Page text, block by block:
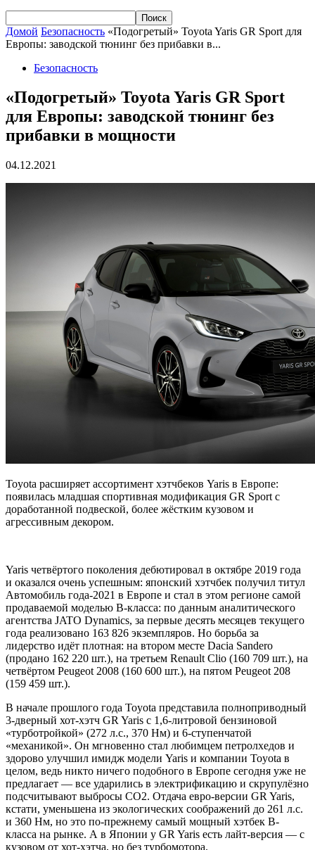
Домой Безопасность «Подогретый» Toyota Yaris GR Sport для
Европы: заводской тюнинг без прибавки в...
Безопасность
«Подогретый» Toyota Yaris GR Sport
для Европы: заводской тюнинг без
прибавки в мощности
04.12.2021
Toyota расширяет ассортимент хэтчбеков Yaris в Европе:
появилась младшая спортивная модификация GR Sport с
доработанной подвеской, более жёстким кузовом и
агрессивным декором.
Yaris четвёртого поколения дебютировал в октябре 2019 года
и оказался очень успешным: японский хэтчбек получил титул
Автомобиль года-2021 в Европе и стал в этом регионе самой
продаваемой моделью В-класса: по данным аналитического
агентства JATO Dynamics, за первые десять месяцев текущего
года реализовано 163 826 экземпляров. Но борьба за
лидерство идёт плотная: на втором месте Dacia Sandero
(продано 162 220 шт.), на третьем Renault Clio (160 709 шт.), на
четвёртом Peugeot 2008 (160 600 шт.), на пятом Peugeot 208
(159 459 шт.).
В начале прошлого года Toyota представила полноприводный
3-дверный хот-хэтч GR Yaris с 1,6-литровой бензиновой
«турботройкой» (272 л.с., 370 Нм) и 6-ступенчатой
«механикой». Он мгновенно стал любимцем петролхедов и
здорово улучшил имидж модели Yaris и компании Toyota в
целом, ведь никто ничего подобного в Европе сегодня уже не
предлагает — все ударились в электрификацию и скрупулёзно
подсчитывают выбросы СО2. Отдача евро-версии GR Yaris,
кстати, уменьшена из экологических соображений до 261 л.с.
и 360 Нм, но это по-прежнему самый мощный хэтбек В-
класса на рынке. А в Японии у GR Yaris есть лайт-версия — с
кузовом от хот-хэтча, но без турбомотора.